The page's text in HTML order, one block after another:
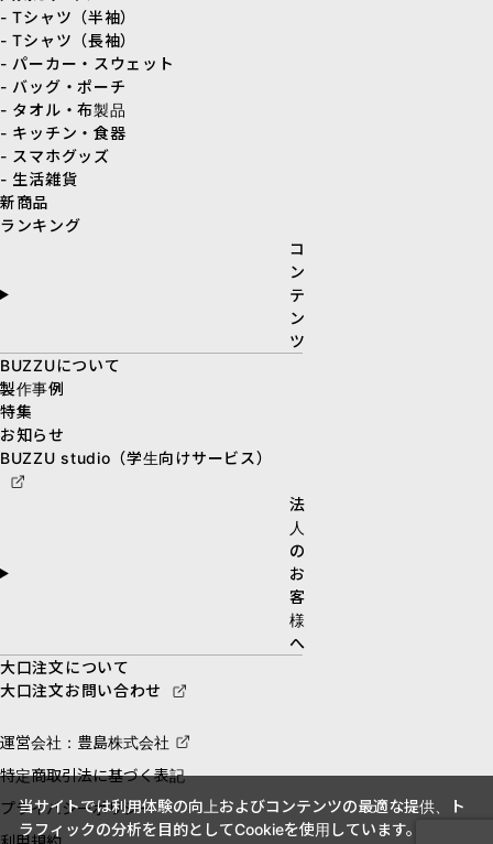
- Tシャツ（半袖）
- Tシャツ（長袖）
- パーカー・スウェット
- バッグ・ポーチ
- タオル・布製品
- キッチン・食器
- スマホグッズ
- 生活雑貨
新商品
ランキング
コ
ン
テ
ン
ツ
BUZZUについて
製作事例
特集
お知らせ
BUZZU studio（学生向けサービス）
法
人
の
お
客
様
へ
大口注文について
大口注文お問い合わせ
運営会社：豊島株式会社
特定商取引法に基づく表記
プライバシーポリシー
当サイトでは利用体験の向上およびコンテンツの最適な提供、ト
ラフィックの分析を目的としてCookieを使用しています。